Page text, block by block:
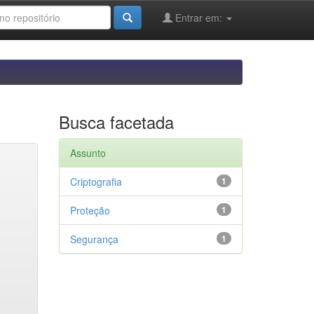
Entrar em:
Busca facetada
Assunto
1
Criptografia
1
Proteção
1
Segurança